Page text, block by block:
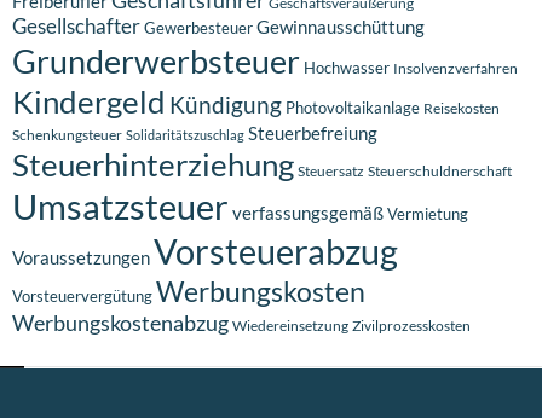
GesellschafterGewerbesteuerGewinnausschüttung
Grunderwerbsteuer Hochwasser Insolvenzverfahren
Kindergeld Kündigung Photovoltaikanlage Reisekosten
Schenkungsteuer Solidaritätszuschlag Steuerbefreiung
Steuerhinterziehung Steuersatz Steuerschuldnerschaft
Umsatzsteuer verfassungsgemäßVermietung
VoraussetzungenVorsteuerabzug
VorsteuervergütungWerbungskosten
Werbungskostenabzug Wiedereinsetzung Zivilprozesskosten